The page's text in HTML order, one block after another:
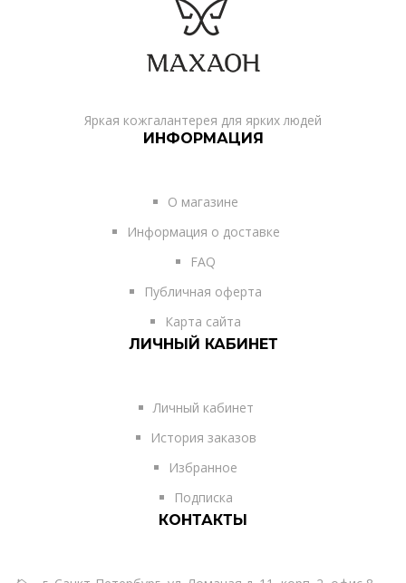
Яркая кожгалантерея для ярких людей
ИНФОРМАЦИЯ
О магазине
Информация о доставке
FAQ
Публичная оферта
Карта сайта
ЛИЧНЫЙ КАБИНЕТ
Личный кабинет
История заказов
Избранное
Подписка
КОНТАКТЫ